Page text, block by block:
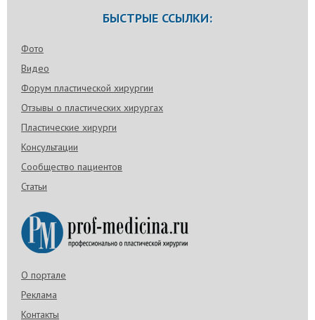
БЫСТРЫЕ ССЫЛКИ:
Фото
Видео
Форум пластической хирургии
Отзывы о пластических хирургах
Пластические хирурги
Консультации
Сообщество пациентов
Статьи
О портале
Реклама
Контакты